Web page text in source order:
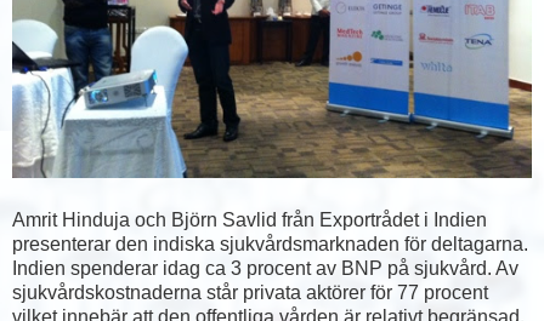
Amrit Hinduja och Björn Savlid från Exportrådet i Indien
presenterar den indiska sjukvårdsmarknaden för deltagarna.
Indien spenderar idag ca 3 procent av BNP på sjukvård. Av
sjukvårdskostnaderna står privata aktörer för 77 procent
vilket innebär att den offentliga vården är relativt begränsad.